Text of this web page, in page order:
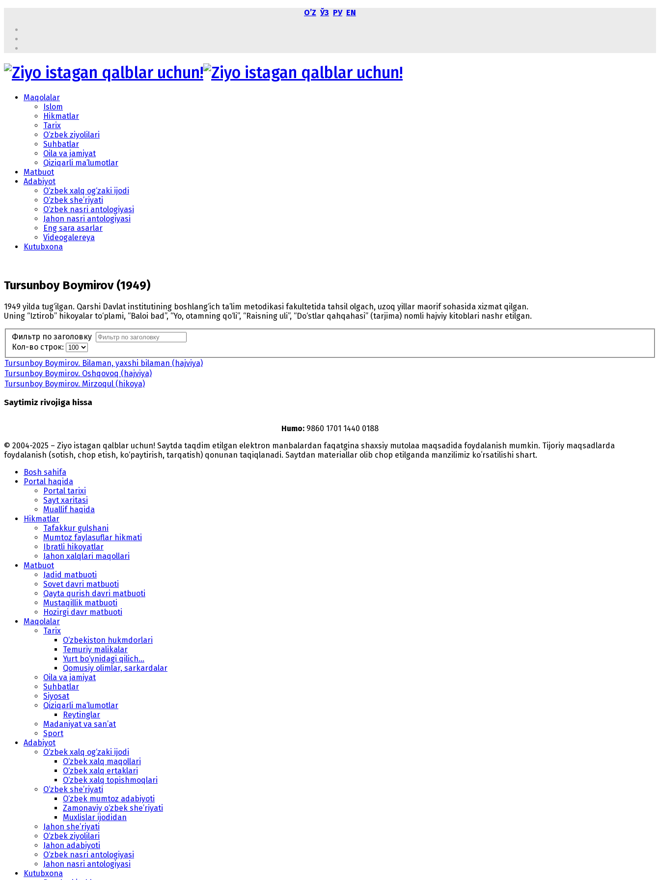
OʼZ ЎЗ РУ EN
Maqolalar
Islom
Hikmatlar
Tarix
O‘zbek ziyolilari
Suhbatlar
Oila va jamiyat
Qiziqarli ma’lumotlar
Matbuot
Adabiyot
O‘zbek xalq og‘zaki ijodi
O‘zbek she’riyati
O‘zbek nasri antologiyasi
Jahon nasri antologiyasi
Eng sara asarlar
Videogalereya
Kutubxona
Tursunboy Boymirov (1949)
1949 yilda tug‘ilgan. Qarshi Davlat institutining boshlang‘ich ta’lim metodikasi fakultetida tahsil olgach, uzoq yillar maorif sohasida xizmat qilgan.
Uning “Iztirob” hikoyalar to‘plami, “Baloi bad”, “Yo, otamning qo‘li”, “Raisning uli”, “Do‘stlar qahqahasi” (tarjima) nomli hajviy kitoblari nashr etilgan.
Фильтр по заголовку
Кол-во строк:
Tursunboy Boymirov. Bilaman, yaxshi bilaman (hajviya)
Tursunboy Boymirov. Oshqovoq (hajviya)
Tursunboy Boymirov. Mirzoqul (hikoya)
Saytimiz rivojiga hissa
Humo: 9860 1701 1440 0188
© 2004-2025 – Ziyo istagan qalblar uchun! Saytda taqdim etilgan elektron manbalardan faqatgina shaxsiy mutolaa maqsadida foydalanish mumkin. Tijoriy maqsadlarda
foydalanish (sotish, chop etish, ko‘paytirish, tarqatish) qonunan taqiqlanadi. Saytdan materiallar olib chop etilganda manzilimiz koʻrsatilishi shart.
Bosh sahifa
Portal haqida
Portal tarixi
Sayt xaritasi
Muallif haqida
Hikmatlar
Tafakkur gulshani
Mumtoz faylasuflar hikmati
Ibratli hikoyatlar
Jahon xalqlari maqollari
Matbuot
Jadid matbuoti
Sovet davri matbuoti
Qayta qurish davri matbuoti
Mustaqillik matbuoti
Hozirgi davr matbuoti
Maqolalar
Tarix
O‘zbekiston hukmdorlari
Temuriy malikalar
Yurt bo‘ynidagi qilich...
Qomusiy olimlar, sarkardalar
Oila va jamiyat
Suhbatlar
Siyosat
Qiziqarli ma’lumotlar
Reytinglar
Madaniyat va san’at
Sport
Adabiyot
O‘zbek xalq og‘zaki ijodi
O‘zbek xalq maqollari
O‘zbek xalq ertaklari
O‘zbek xalq topishmoqlari
O‘zbek she’riyati
O‘zbek mumtoz adabiyoti
Zamonaviy o‘zbek she’riyati
Muxlislar ijodidan
Jahon she’riyati
O‘zbek ziyolilari
Jahon adabiyoti
O‘zbek nasri antologiyasi
Jahon nasri antologiyasi
Kutubxona